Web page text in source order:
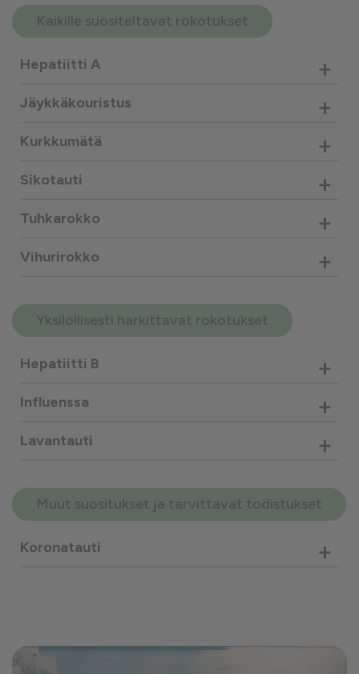
Kaikille suositeltavat rokotukset
Hepatiitti A +
Jäykkäkouristus +
Kurkkumätä +
Sikotauti +
Tuhkarokko +
Vihurirokko +
Yksilöllisesti harkittavat rokotukset
Hepatiitti B +
Influenssa +
Lavantauti +
Muut suositukset ja tarvittavat todistukset
Koronatauti +